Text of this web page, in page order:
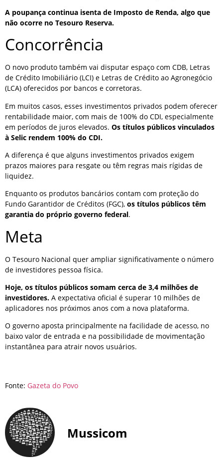
A poupança continua isenta de Imposto de Renda, algo que
não ocorre no Tesouro Reserva.
Concorrência
O novo produto também vai disputar espaço com CDB, Letras
de Crédito Imobiliário (LCI) e Letras de Crédito ao Agronegócio
(LCA) oferecidos por bancos e corretoras.
Em muitos casos, esses investimentos privados podem oferecer
rentabilidade maior, com mais de 100% do CDI, especialmente
em períodos de juros elevados. Os títulos públicos vinculados
à Selic rendem 100% do CDI.
A diferença é que alguns investimentos privados exigem
prazos maiores para resgate ou têm regras mais rígidas de
liquidez.
Enquanto os produtos bancários contam com proteção do
Fundo Garantidor de Créditos (FGC), os títulos públicos têm
garantia do próprio governo federal.
Meta
O Tesouro Nacional quer ampliar significativamente o número
de investidores pessoa física.
Hoje, os títulos públicos somam cerca de 3,4 milhões de
investidores. A expectativa oficial é superar 10 milhões de
aplicadores nos próximos anos com a nova plataforma.
O governo aposta principalmente na facilidade de acesso, no
baixo valor de entrada e na possibilidade de movimentação
instantânea para atrair novos usuários.
Fonte: Gazeta do Povo
Mussicom